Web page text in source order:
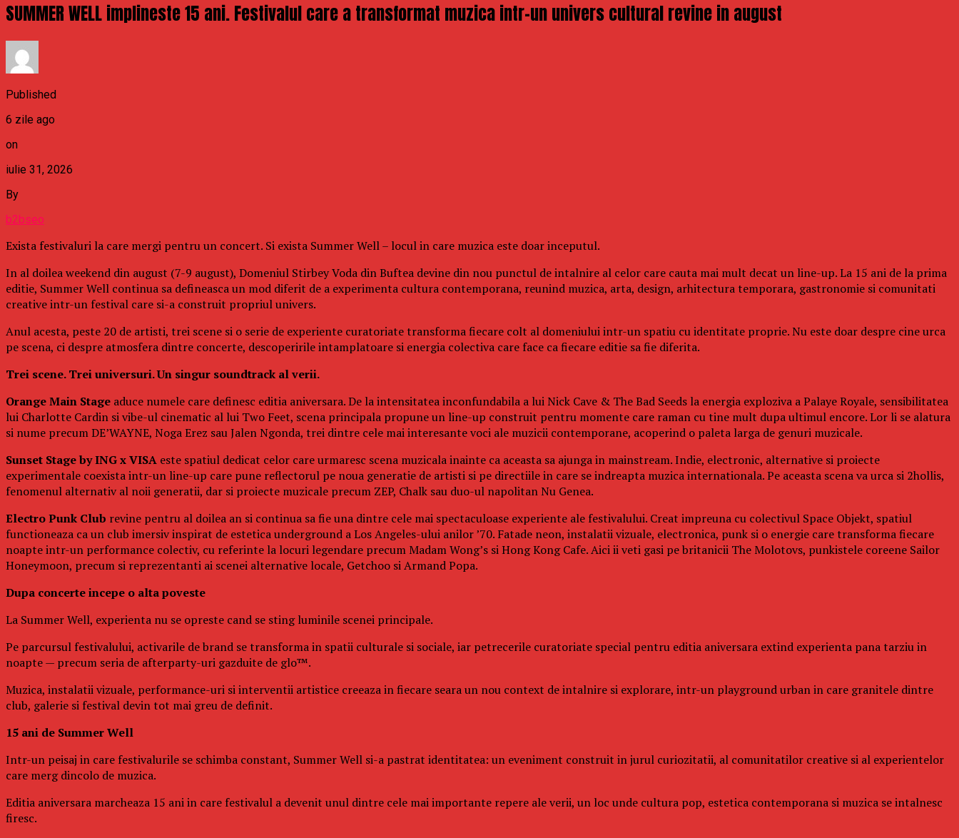
SUMMER WELL implineste 15 ani. Festivalul care a transformat muzica intr-un univers cultural revine in august
Published
6 zile ago
on
iulie 31, 2026
By
b2bseo
Exista festivaluri la care mergi pentru un concert. Si exista Summer Well – locul in care muzica este doar inceputul.
In al doilea weekend din august (7-9 august), Domeniul Stirbey Voda din Buftea devine din nou punctul de intalnire al celor care cauta mai mult decat un line-up. La 15 ani de la prima
editie, Summer Well continua sa defineasca un mod diferit de a experimenta cultura contemporana, reunind muzica, arta, design, arhitectura temporara, gastronomie si comunitati
creative intr-un festival care si-a construit propriul univers.
Anul acesta, peste 20 de artisti, trei scene si o serie de experiente curatoriate transforma fiecare colt al domeniului intr-un spatiu cu identitate proprie. Nu este doar despre cine urca
pe scena, ci despre atmosfera dintre concerte, descoperirile intamplatoare si energia colectiva care face ca fiecare editie sa fie diferita.
Trei scene. Trei universuri. Un singur soundtrack al verii.
Orange Main Stage aduce numele care definesc editia aniversara. De la intensitatea inconfundabila a lui Nick Cave & The Bad Seeds la energia exploziva a Palaye Royale, sensibilitatea
lui Charlotte Cardin si vibe-ul cinematic al lui Two Feet, scena principala propune un line-up construit pentru momente care raman cu tine mult dupa ultimul encore. Lor li se alatura
si nume precum DE’WAYNE, Noga Erez sau Jalen Ngonda, trei dintre cele mai interesante voci ale muzicii contemporane, acoperind o paleta larga de genuri muzicale.
Sunset Stage by ING x VISA este spatiul dedicat celor care urmaresc scena muzicala inainte ca aceasta sa ajunga in mainstream. Indie, electronic, alternative si proiecte
experimentale coexista intr-un line-up care pune reflectorul pe noua generatie de artisti si pe directiile in care se indreapta muzica internationala. Pe aceasta scena va urca si 2hollis,
fenomenul alternativ al noii generatii, dar si proiecte muzicale precum ZEP, Chalk sau duo-ul napolitan Nu Genea.
Electro Punk Club revine pentru al doilea an si continua sa fie una dintre cele mai spectaculoase experiente ale festivalului. Creat impreuna cu colectivul Space Objekt, spatiul
functioneaza ca un club imersiv inspirat de estetica underground a Los Angeles-ului anilor ’70. Fatade neon, instalatii vizuale, electronica, punk si o energie care transforma fiecare
noapte intr-un performance colectiv, cu referinte la locuri legendare precum Madam Wong’s si Hong Kong Cafe. Aici ii veti gasi pe britanicii The Molotovs, punkistele coreene Sailor
Honeymoon, precum si reprezentanti ai scenei alternative locale, Getchoo si Armand Popa.
Dupa concerte incepe o alta poveste
La Summer Well, experienta nu se opreste cand se sting luminile scenei principale.
Pe parcursul festivalului, activarile de brand se transforma in spatii culturale si sociale, iar petrecerile curatoriate special pentru editia aniversara extind experienta pana tarziu in
noapte — precum seria de afterparty-uri gazduite de glo™.
Muzica, instalatii vizuale, performance-uri si interventii artistice creeaza in fiecare seara un nou context de intalnire si explorare, intr-un playground urban in care granitele dintre
club, galerie si festival devin tot mai greu de definit.
15 ani de Summer Well
Intr-un peisaj in care festivalurile se schimba constant, Summer Well si-a pastrat identitatea: un eveniment construit in jurul curiozitatii, al comunitatilor creative si al experientelor
care merg dincolo de muzica.
Editia aniversara marcheaza 15 ani in care festivalul a devenit unul dintre cele mai importante repere ale verii, un loc unde cultura pop, estetica contemporana si muzica se intalnesc
firesc.